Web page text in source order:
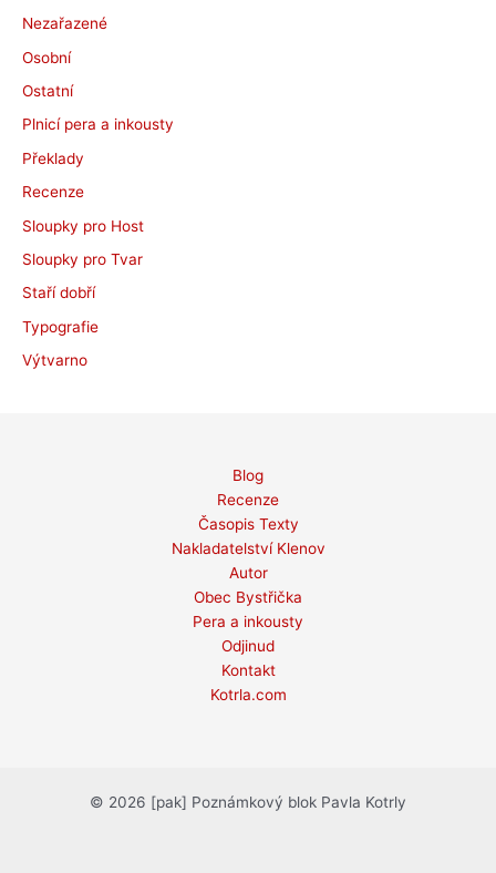
Nezařazené
Osobní
Ostatní
Plnicí pera a inkousty
Překlady
Recenze
Sloupky pro Host
Sloupky pro Tvar
Staří dobří
Typografie
Výtvarno
Blog
Recenze
Časopis Texty
Nakladatelství Klenov
Autor
Obec Bystřička
Pera a inkousty
Odjinud
Kontakt
Kotrla.com
© 2026 [pak] Poznámkový blok Pavla Kotrly